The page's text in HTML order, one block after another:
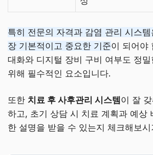
특히 전문의 자격과 감염 관리 시스
장 기본적이고 중요한 기준이 되어야
대화와 디지털 장비 구비 여부도 정
위해 필수적인 요소입니다.
또한 치료 후 사후관리 시스템 이 잘
하고, 초기 상담 시 치료 계획과 예상
한 설명을 받을 수 있는지 체크해보